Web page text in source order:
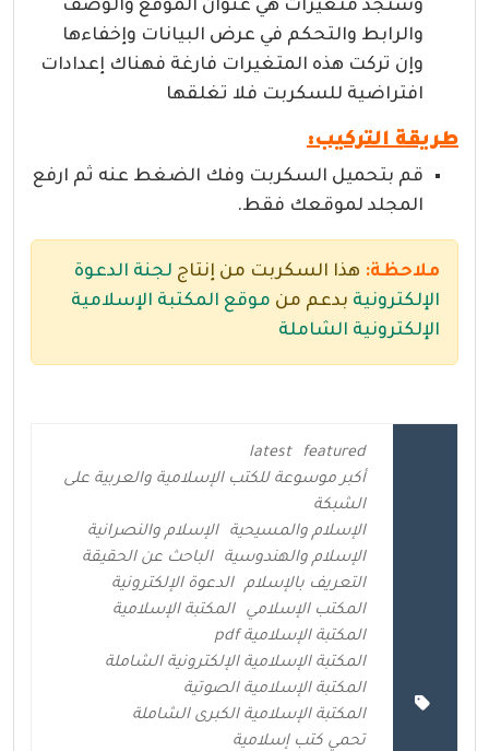
وستجد متغيرات هي عنوان الموقع والوصف
والرابط والتحكم في عرض البيانات وإخفاءها
وإن تركت هذه المتغيرات فارغة فهناك إعدادات
افتراضية للسكربت فلا تغلقها
طريقة التركيب:
قم بتحميل السكربت وفك الضغط عنه ثم ارفع
المجلد لموقعك فقط.
ملاحظة: هذا السكربت من إنتاج لجنة الدعوة
الإلكترونية بدعم من موقع المكتبة الإسلامية
الإلكترونية الشاملة
featured
latest
أكبر موسوعة للكتب الإسلامية والعربية على
الشبكة
الإسلام والمسيحية
الإسلام والنصرانية
الإسلام والهندوسية
الباحث عن الحقيقة
التعريف بالإسلام
الدعوة الإلكترونية
المكتب الإسلامي
المكتبة الإسلامية
المكتبة الإسلامية pdf
المكتبة الإسلامية الإلكترونية الشاملة
المكتبة الإسلامية الصوتية
المكتبة الإسلامية الكبرى الشاملة
تحمي كتب إسلامية